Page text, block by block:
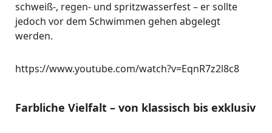
schweiß-, regen- und spritzwasserfest – er sollte
jedoch vor dem Schwimmen gehen abgelegt
werden.
https://www.youtube.com/watch?v=EqnR7z2l8c8
Farbliche Vielfalt – von klassisch bis exklusiv